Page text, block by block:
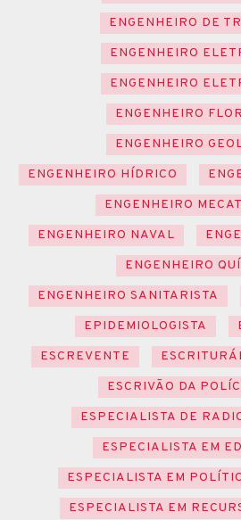
ENGENHEIRO DE
ENGENHEIRO
ENGENHEIRO
ENGENHEIRO
ENGENHEIRO
ENGENHEIRO HÍDRICO
ENGENHEIRO
ENGENHEIRO NAVAL
ENGENHEIRO
ENGENHEIRO SANITARISTA
EPIDEMIOLOGISTA
ESCREVENTE
ESCRIVÃO DA
ESPECIALISTA DE
ESPECIALISTA EM
ESPECIALISTA EM
ESPECIALISTA EM